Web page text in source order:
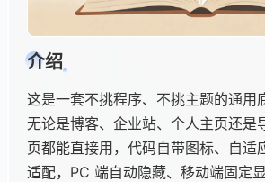
介绍
这是一套不挑程序、不挑主题的通用
无论是博客、企业站、个人主页还是
页都能直接用，代码自带图标、自适
适配，PC 端自动隐藏、移动端固定